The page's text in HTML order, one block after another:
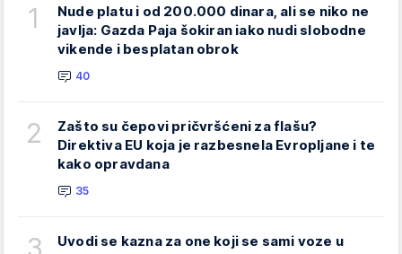
1
Nude platu i od 200.000 dinara, ali se niko ne
javlja: Gazda Paja šokiran iako nudi slobodne
vikende i besplatan obrok
40
2
Zašto su čepovi pričvršćeni za flašu?
Direktiva EU koja je razbesnela Evropljane i te
kako opravdana
35
3
Uvodi se kazna za one koji se sami voze u